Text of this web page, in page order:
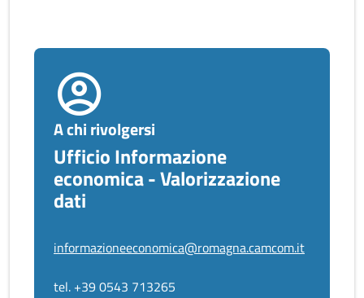
A chi rivolgersi
Ufficio Informazione
economica - Valorizzazione
dati
informazioneeconomica@romagna.camcom.it
tel. +39 0543 713265